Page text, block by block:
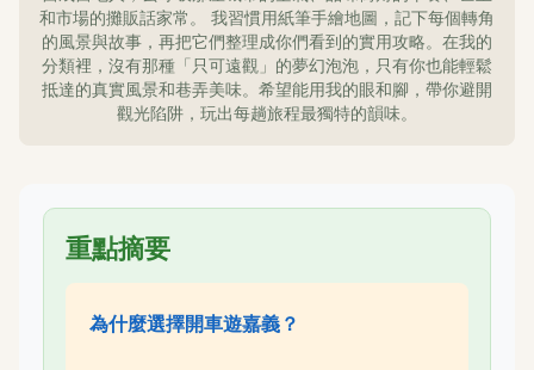
和市場的攤販話家常。 我習慣用紙筆手繪地圖，記下每個轉角
的風景與故事，再把它們整理成你們看到的實用攻略。在我的
分類裡，沒有那種「只可遠觀」的夢幻泡泡，只有你也能輕鬆
抵達的真實風景和巷弄美味。希望能用我的眼和腳，帶你避開
觀光陷阱，玩出每趟旅程最獨特的韻味。
重點摘要
為什麼選擇開車遊嘉義？